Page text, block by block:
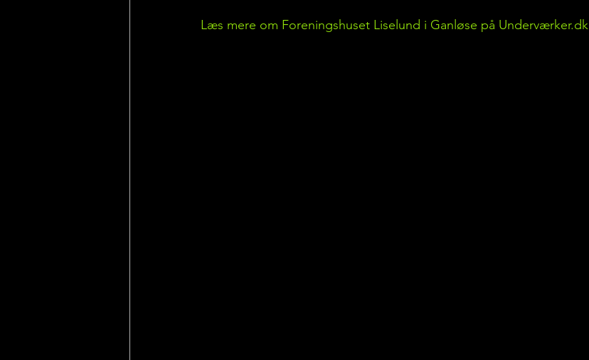
Læs mere om Foreningshuset Liselund i Ganløse på Underværker.dk